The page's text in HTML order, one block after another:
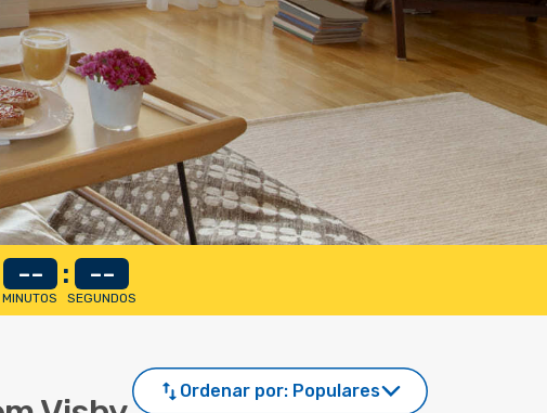
--
MINUTOS
: --
SEGUNDOS
Ordenar por: Populares